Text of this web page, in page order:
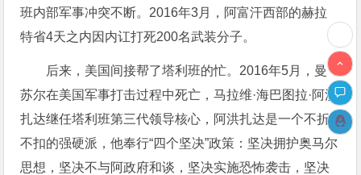
班内部军事冲突不断。2016年3月，阿富汗西部的赫拉
特省4天之内因内讧打死200名武装分子。
后来，美国间接帮了塔利班的忙。2016年5月，曼
苏尔在美国军事打击过程中死亡，马拉维·海巴图拉·阿洪
扎达继任塔利班第三代领导核心，阿洪扎达是一个不折
不扣的强硬派，他奉行“四个坚决”政策：坚决拥护奥马尔
思想，坚决不与阿政府和谈，坚决实施恐怖袭击，坚决